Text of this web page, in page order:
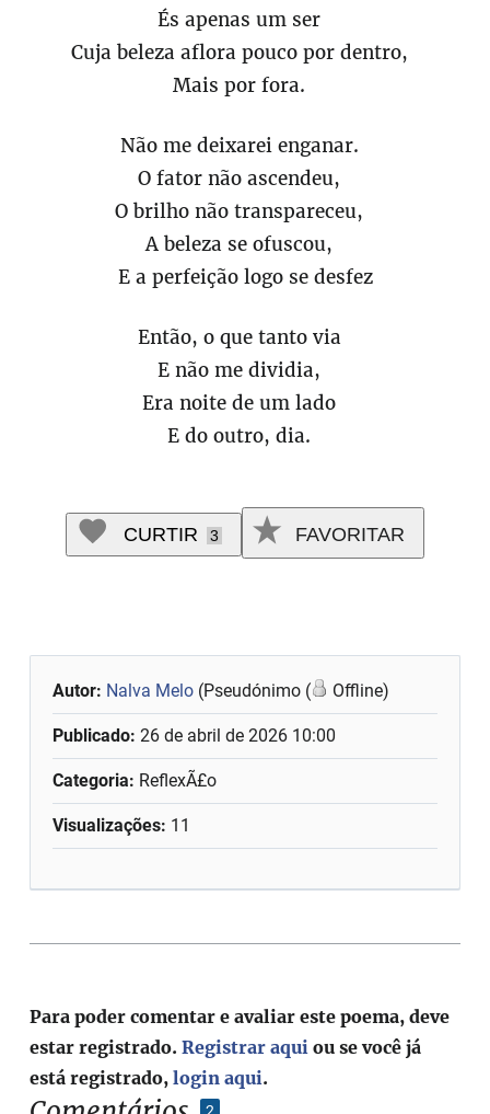
És apenas um ser
Cuja beleza aflora pouco por dentro,
Mais por fora.
Não me deixarei enganar.
O fator não ascendeu,
O brilho não transpareceu,
A beleza se ofuscou,
E a perfeição logo se desfez
Então, o que tanto via
E não me dividia,
Era noite de um lado
E do outro, dia.
CURTIR 3 FAVORITAR
Autor: Nalva Melo (Pseudónimo ( Offline)
Publicado:26 de abril de 2026 10:00
Categoria: ReflexÃ£o
Visualizações: 11
2
Para poder comentar e avaliar este poema, deve
estar registrado.Registrar aqui ou se você já
está registrado,login aqui.